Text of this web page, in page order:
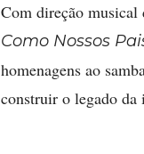
Com direção musical
Como Nossos
homenagens ao
construir o legado da